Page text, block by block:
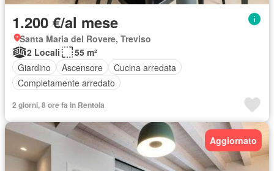
1.200 €/al mese
Santa Maria del Rovere, Treviso
2 Locali
55 m²
Giardino
Ascensore
Cucina arredata
Completamente arredato
2 giorni, 8 ore fa in Rentola
Aggiornato